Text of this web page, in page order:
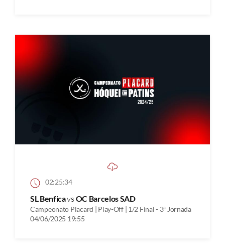
02:25:34
SL Benficavs OC Barcelos SAD
Campeonato Placard | Play-Off | 1/2 Final - 3ª Jornada
04/06/2025 19:55